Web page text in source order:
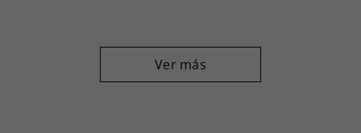
Ver más